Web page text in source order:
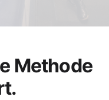
Methode